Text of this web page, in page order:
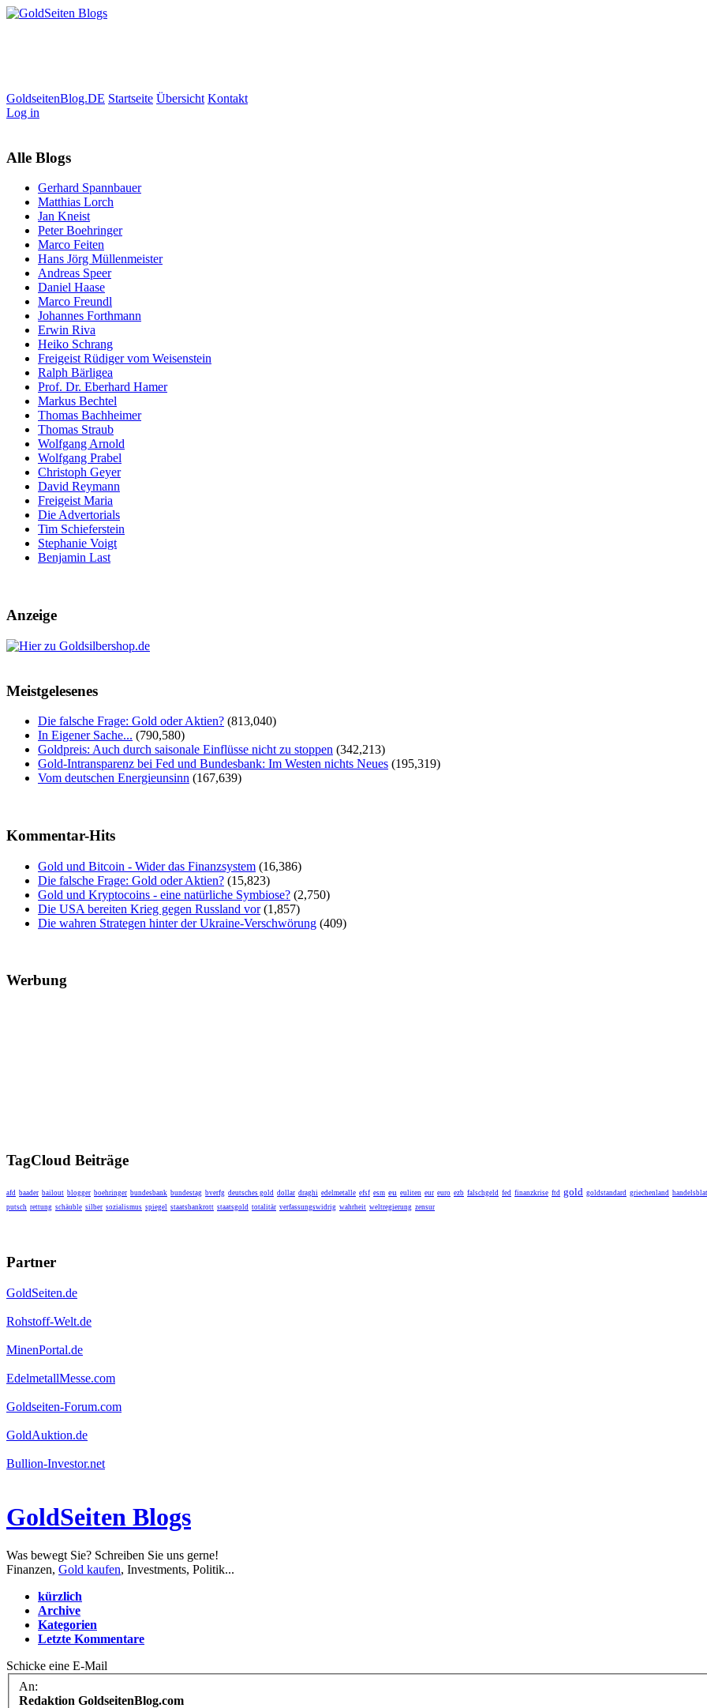
GoldseitenBlog.DE Startseite Übersicht Kontakt
Log in
Alle Blogs
Gerhard Spannbauer
Matthias Lorch
Jan Kneist
Peter Boehringer
Marco Feiten
Hans Jörg Müllenmeister
Andreas Speer
Daniel Haase
Marco Freundl
Johannes Forthmann
Erwin Riva
Heiko Schrang
Freigeist Rüdiger vom Weisenstein
Ralph Bärligea
Prof. Dr. Eberhard Hamer
Markus Bechtel
Thomas Bachheimer
Thomas Straub
Wolfgang Arnold
Wolfgang Prabel
Christoph Geyer
David Reymann
Freigeist Maria
Die Advertorials
Tim Schieferstein
Stephanie Voigt
Benjamin Last
Anzeige
Meistgelesenes
Die falsche Frage: Gold oder Aktien? (813,040)
In Eigener Sache... (790,580)
Goldpreis: Auch durch saisonale Einflüsse nicht zu stoppen (342,213)
Gold-Intransparenz bei Fed und Bundesbank: Im Westen nichts Neues (195,319)
Vom deutschen Energieunsinn (167,639)
Kommentar-Hits
Gold und Bitcoin - Wider das Finanzsystem (16,386)
Die falsche Frage: Gold oder Aktien? (15,823)
Gold und Kryptocoins - eine natürliche Symbiose? (2,750)
Die USA bereiten Krieg gegen Russland vor (1,857)
Die wahren Strategen hinter der Ukraine-Verschwörung (409)
Werbung
TagCloud Beiträge
afd baader bailout blogger boehringer bundesbank bundestag bverfg deutsches gold dollar draghi edelmetalle efsf esm eu euliten eur euro ezb falschgeld fed finanzkrise ftd gold goldstandard griechenland
putsch rettung schäuble silber sozialismus spiegel staatsbankrott staatsgold totalitär verfassungswidrig wahrheit weltregierung zensur
Partner
GoldSeiten.de
Rohstoff-Welt.de
MinenPortal.de
EdelmetallMesse.com
Goldseiten-Forum.com
GoldAuktion.de
Bullion-Investor.net
GoldSeiten Blogs
Was bewegt Sie? Schreiben Sie uns gerne!
Finanzen, Gold kaufen, Investments, Politik...
kürzlich
Archive
Kategorien
Letzte Kommentare
Schicke eine E-Mail
An:
Redaktion GoldseitenBlog.com